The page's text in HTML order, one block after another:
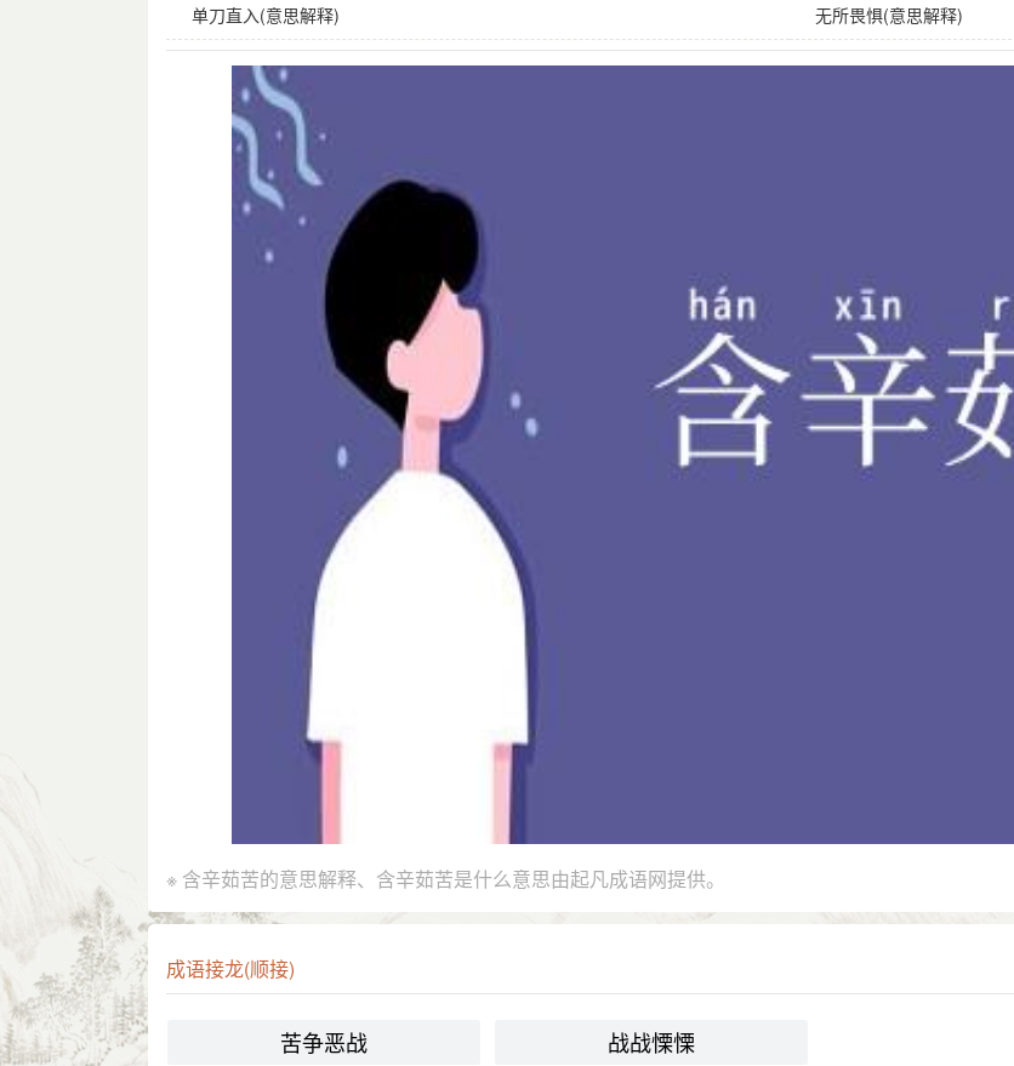
单刀直入(意思解释) 无所畏惧(意思解释)
※ 含辛茹苦的意思解释、含辛茹苦是什么意思由起凡成语网提供。
成语接龙(顺接)
苦争恶战 战战慄慄